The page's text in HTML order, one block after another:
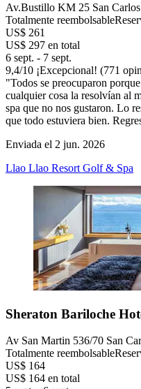
Av.Bustillo KM 25 San
Totalmente reembolsable
US$ 261
US$ 297 en total
6 sept. - 7 sept.
9,4/10 ¡Excepcional! (771
"Todos se preocuparon
cualquier cosa la resolvían al
spa que no nos gustaron. Lo
que todo estuviera bien.
Enviada el 2 jun. 2026
Llao Llao Resort Golf & Spa
Sheraton Bariloche
Av San Martin 536/70 San
Totalmente reembolsable
US$ 164
US$ 164 en total